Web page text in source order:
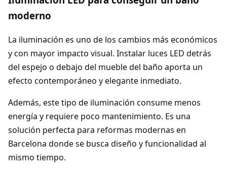
moderno
La iluminación es uno de los cambios más económicos
y con mayor impacto visual. Instalar luces LED detrás
del espejo o debajo del mueble del baño aporta un
efecto contemporáneo y elegante inmediato.
Además, este tipo de iluminación consume menos
energía y requiere poco mantenimiento. Es una
solución perfecta para reformas modernas en
Barcelona donde se busca diseño y funcionalidad al
mismo tiempo.